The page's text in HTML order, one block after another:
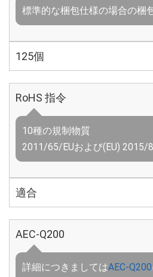
標準的な梱包仕様の場合の梱
125個
RoHS 指令
10種の規制物質
2011/65/EUおよび(EU) 2015/
適合
AEC-Q200
詳細につきましてはAEC-Q200